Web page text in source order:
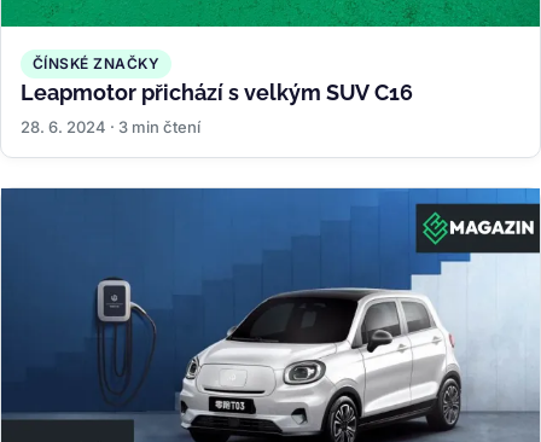
ČÍNSKÉ ZNAČKY
Leapmotor přichází s velkým SUV C16
28. 6. 2024 · 3 min čtení